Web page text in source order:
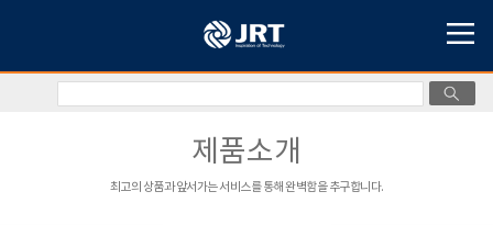
제품소개
최고의 상품과 앞서가는 서비스를 통해 완벽함을 추구합니다.